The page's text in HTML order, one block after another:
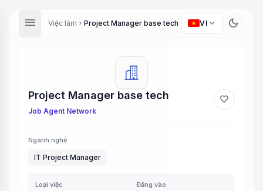
menu Việc làm chevron_right Project Manager base tech VI expand_more dark_mode
Project Manager base tech
Job Agent Network
favorite
Ngành nghề
IT Project Manager
Loại việc Đăng vào